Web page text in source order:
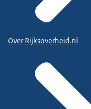
Over Rijksoverheid.nl